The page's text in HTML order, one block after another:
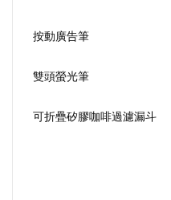
按動廣告筆
雙頭螢光筆
可折疊矽膠咖啡過濾漏斗